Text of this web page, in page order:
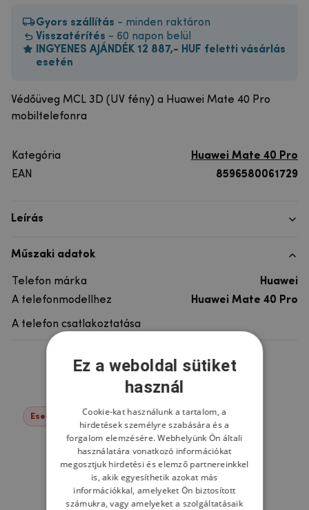
Gyors szállítás - minden raktáron
Visszatérítés - 60 napon belül
INGYENES AJÁNDÉK 12 887,- HUF feletti vásárlás
esetén
Védőüveg MCL 3D (UV fény) a Huawei Mate 40 Pro
mobiltelefonra
Kategória
Huawei Mate 40 Pro
EAN
8596580061729
Leírás
Műszaki adatok
Telefon márka
Huawei
A telefonmodellhez
Huawei Mate 40 Pro
A telefon csatlakoztatása
Ne felejtsd el
Események -17%
Ez a weboldal sütiket
használ
Cookie-kat használunk a tartalom, a
hirdetések személyre szabására és a
forgalom elemzésére. Webhelyünk Ön általi
használatára vonatkozó információkat
megosztjuk hirdetési és elemző partnereinkkel
is, akik egyesíthetik azokat más
információkkal, amelyeket Ön biztosított
számukra, vagy amelyeket a szolgáltatásaik